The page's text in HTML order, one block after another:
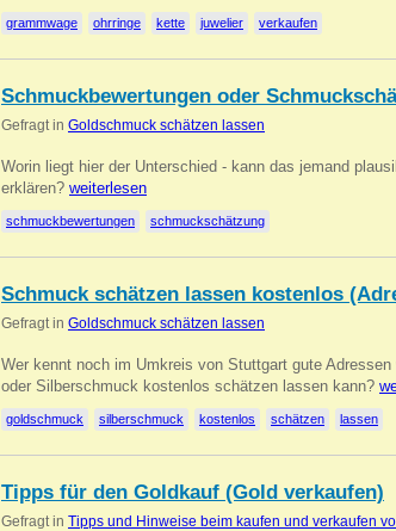
grammwage ohrringe kette juwelier verkaufen
Schmuckbewertungen oder
Gefragt in Goldschmuck schätzen lassen
Worin liegt hier der Unterschied - kann das jemand
erklären? weiterlesen
schmuckbewertungen schmuckschätzung
Schmuck schätzen lassen kostenlos
Gefragt in Goldschmuck schätzen lassen
Wer kennt noch im Umkreis von Stuttgart gute
oder Silberschmuck kostenlos schätzen lassen kann?
goldschmuck silberschmuck kostenlos schätzen lassen
Tipps für den Goldkauf (Gold verkaufen)
Gefragt in Tipps und Hinweise beim kaufen und verkaufen